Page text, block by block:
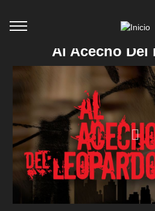
Al Acecho Del